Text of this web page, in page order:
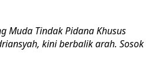
Muda Tindak Pidana Khusus
kini berbalik arah. Sosok